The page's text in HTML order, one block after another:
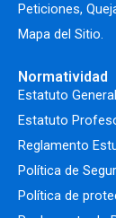
Peticiones,
Mapa del Sitio.
Normatividad
Estatuto
Estatuto
Reglamento
Política de
Política de